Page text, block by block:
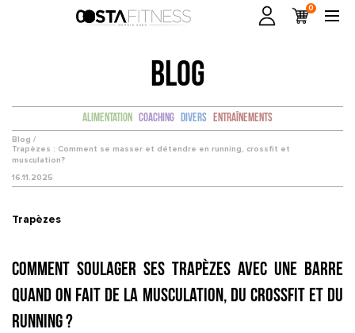
0
BLOG
Alimentation Coaching Divers Entraînements
Blog /
Trapèzes : Comment se masser et détendre en running, crossfit et
musculation?
16.11.2025
Trapèzes
Comment soulager ses trapèzes avec une barre
quand on fait de la musculation, du crossfit et du
running ?